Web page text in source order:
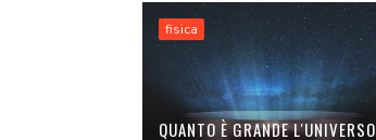
fisica
QUANTO È GRANDE L'UNIVERSO